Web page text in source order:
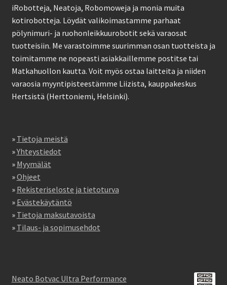
iRobotteja, Neatoja, Robomoweja ja monia muita
kotirobotteja. Löydät valikoimastamme parhaat
pölynimuri- ja ruohonleikkuurobotit sekä varaosat
tuotteisiin. Me varastoimme suurimman osan tuotteista ja
toimitamme ne nopeasti asiakkaillemme postitse tai
Matkahuollon kautta. Voit myös ostaa laitteita ja niiden
varaosia myyntipisteestämme Liizista, kauppakeskus
Hertsistä (Herttoniemi, Helsinki).
» Tietoja meistä
»Yhteystiedot
» Myymälät
»Ohjeet
» Rekisteriseloste ja tietoturva
» Evästekäytäntö
» Tietoja maksutavoista
» Tilaus- ja sopimusehdot
Neato Botvac Ultra Performance